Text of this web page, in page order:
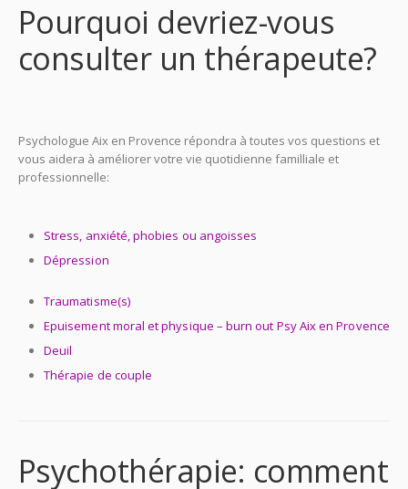
Pourquoi devriez-vous
consulter un thérapeute?
Psychologue Aix en Provence répondra à toutes vos questions et
vous aidera à améliorer votre vie quotidienne familliale et
professionnelle:
Stress, anxiété, phobies ou angoisses
Dépression
Traumatisme(s)
Epuisement moral et physique – burn out Psy Aix en Provence
Deuil
Thérapie de couple
Psychothérapie: comment